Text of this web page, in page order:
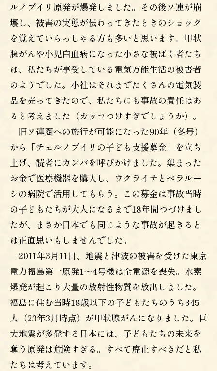
ルノブイリ原発が爆発しました。その後ソ連が崩
壊し、被害の実態が伝わってきたときのショック
を覚えていらっしゃる方も多いと思います。甲状
腺がんや小児白血病になった小さな被ばく者たち
は、私たちが享受している電気万能生活の被害者
のようでした。小社はそれまでたくさんの電気製
品を売ってきたので、私たちにも事故の責任はあ
ると考えました（カッコつけすぎでしょうか）。
旧ソ連圏への旅行が可能になった90年（冬号）
から「チェルノブイリの子ども支援募金」を立ち
上げ、読者にカンパを呼びかけました。集まった
お金で医療機器を購入し、ウクライナとベラルー
シの病院で活用してもらう。この募金は事故当時
の子どもたちが大人になるまで18年間つづけまし
たが、まさか日本でも同じような事故が起きると
は正直思いもしませんでした。
2011年3月11日、地震と津波の被害を受けた東京
電力福島第一原発1～4号機は全電源を喪失。水素
爆発が起こり大量の放射性物質を放出しました。
福島に住む当時18歳以下の子どもたちのうち345
人（23年3月時点）が甲状腺がんになりました。巨
大地震が多発する日本には、子どもたちの未来を
奪う原発は危険すぎる。すべて廃止すべきだと私
たちは考えています。